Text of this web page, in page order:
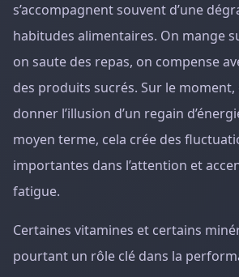
s’accompagnent souvent d’une
habitudes alimentaires. On mange
on saute des repas, on compense
des produits sucrés. Sur le moment,
donner l’illusion d’un regain
moyen terme, cela crée des
importantes dans l’attention et
fatigue.
Certaines vitamines et certains
pourtant un rôle clé dans la